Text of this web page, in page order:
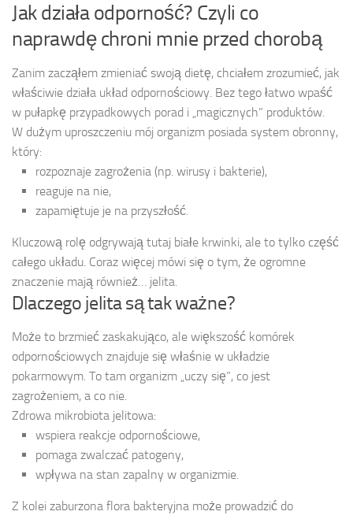
Jak działa odporność? Czyli co
naprawdę chroni mnie przed chorobą
Zanim zacząłem zmieniać swoją dietę, chciałem zrozumieć, jak
właściwie działa układ odpornościowy. Bez tego łatwo wpaść
w pułapkę przypadkowych porad i „magicznych” produktów.
W dużym uproszczeniu mój organizm posiada system obronny,
który:
rozpoznaje zagrożenia (np. wirusy i bakterie),
reaguje na nie,
zapamiętuje je na przyszłość.
Kluczową rolę odgrywają tutaj białe krwinki, ale to tylko część
całego układu. Coraz więcej mówi się o tym, że ogromne
znaczenie mają również… jelita.
Dlaczego jelita są tak ważne?
Może to brzmieć zaskakująco, ale większość komórek
odpornościowych znajduje się właśnie w układzie
pokarmowym. To tam organizm „uczy się”, co jest
zagrożeniem, a co nie.
Zdrowa mikrobiota jelitowa:
wspiera reakcje odpornościowe,
pomaga zwalczać patogeny,
wpływa na stan zapalny w organizmie.
Z kolei zaburzona flora bakteryjna może prowadzić do